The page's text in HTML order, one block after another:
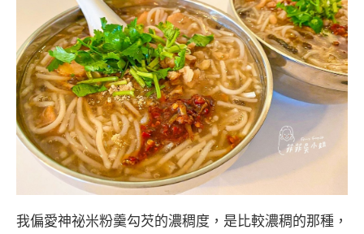
我偏愛神祕米粉羹勾芡的濃稠度，是比較濃稠的那種，